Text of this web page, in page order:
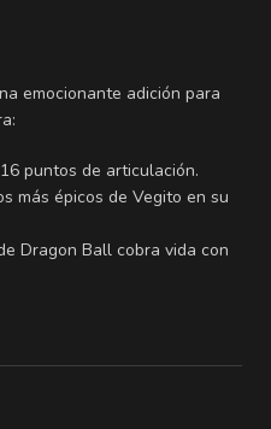
emocionante adición para
puntos de articulación.
más épicos de Vegito en su
Dragon Ball cobra vida con